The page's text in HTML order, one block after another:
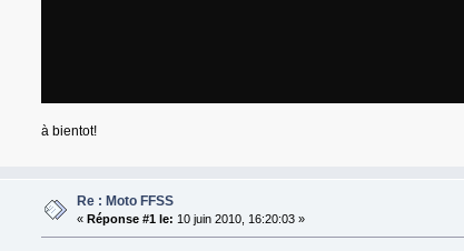
à bientot!
Re : Moto FFSS
« Réponse #1 le: 10 juin 2010, 16:20:03 »